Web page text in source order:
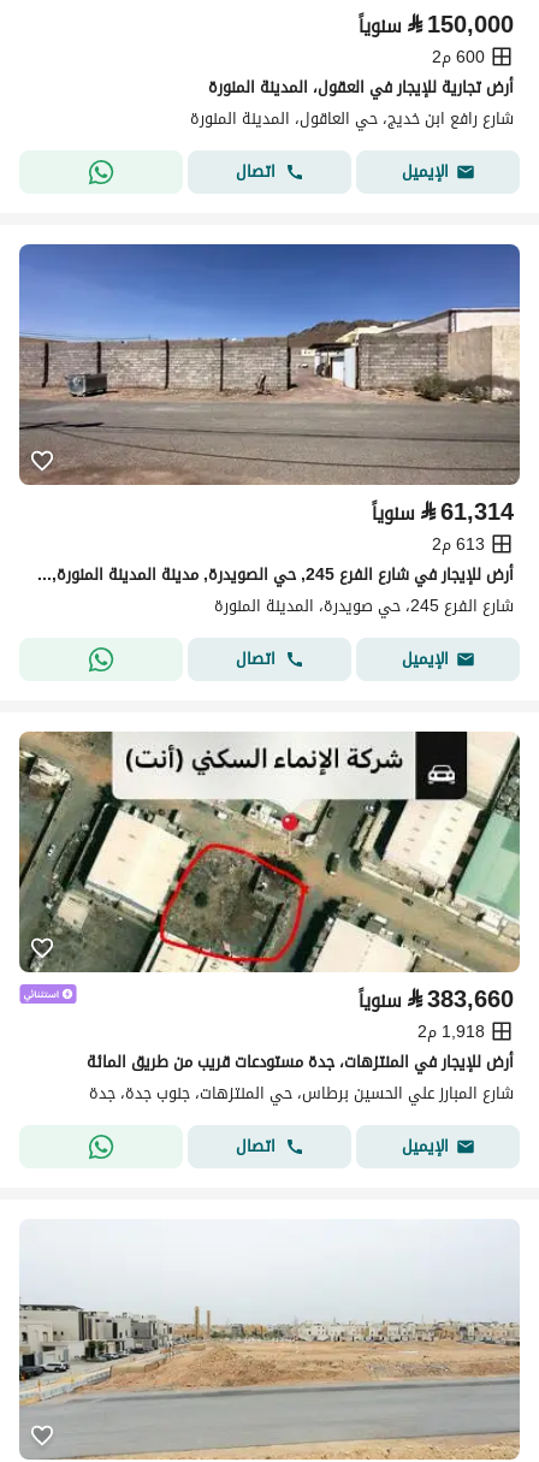
⃁150,000 سنوياً
600 م2
أرض تجارية للإيجار في العقول، المدينة المنورة
شارع رافع ابن خديج، حي العاقول، المدينة المنورة
الإيميل
اتصال
⃁61,314 سنوياً
613 م2
أرض للإيجار في شارع الفرع 245, حي الصويدرة, مدينة المدينة المنورة, منطقة المدينة المنورة
شارع الفرع 245، حي صويدرة، المدينة المنورة
الإيميل
اتصال
⃁383,660 سنوياً
1,918 م2
أرض للإيجار في المنتزهات، جدة مستودعات قريب من طريق المائة
شارع المبارز علي الحسين برطاس، حي المنتزهات، جنوب جدة، جدة
الإيميل
اتصال